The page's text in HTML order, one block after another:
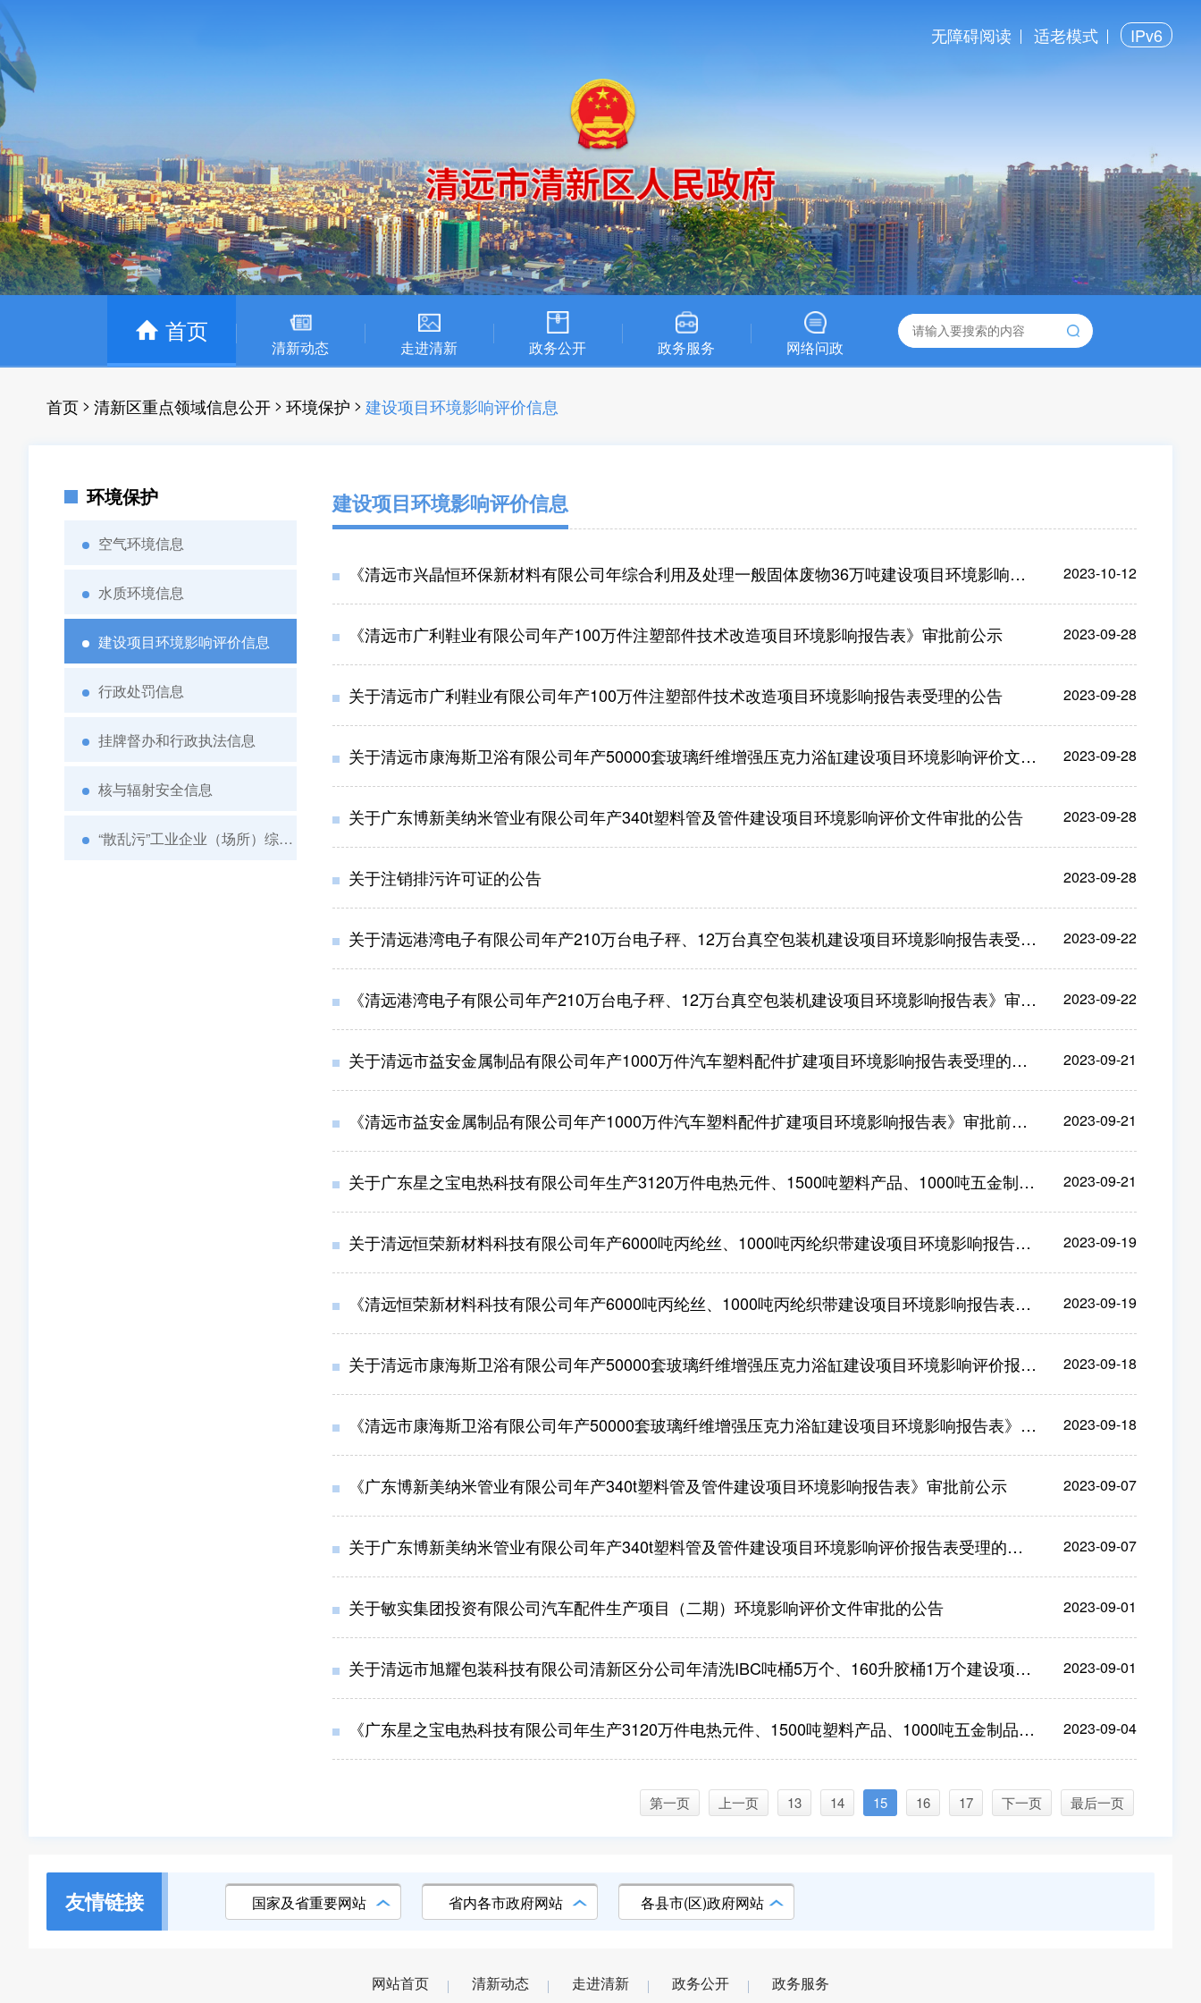
无障碍阅读 适老模式 IPv6
首页
清新动态 走进清新 政务公开 政务服务 网络问政
首页 > 清新区重点领域信息公开 > 环境保护 > 建设项目环境影响评价信息
环境保护
空气环境信息
水质环境信息
建设项目环境影响评价信息
行政处罚信息
挂牌督办和行政执法信息
核与辐射安全信息
“散乱污”工业企业（场所）综合整治
建设项目环境影响评价信息
《清远市兴晶恒环保新材料有限公司年综合利用及处理一般固体废物36万吨建设项目环境影响报告表》审批前公示 2023-10-12
《清远市广利鞋业有限公司年产100万件注塑部件技术改造项目环境影响报告表》审批前公示 2023-09-28
关于清远市广利鞋业有限公司年产100万件注塑部件技术改造项目环境影响报告表受理的公告 2023-09-28
关于清远市康海斯卫浴有限公司年产50000套玻璃纤维增强压克力浴缸建设项目环境影响评价文件审批的公告 2023-09-28
关于广东博新美纳米管业有限公司年产340t塑料管及管件建设项目环境影响评价文件审批的公告 2023-09-28
关于注销排污许可证的公告 2023-09-28
关于清远港湾电子有限公司年产210万台电子秤、12万台真空包装机建设项目环境影响报告表受理的公告 2023-09-22
《清远港湾电子有限公司年产210万台电子秤、12万台真空包装机建设项目环境影响报告表》审批前公示 2023-09-22
关于清远市益安金属制品有限公司年产1000万件汽车塑料配件扩建项目环境影响报告表受理的公告 2023-09-21
《清远市益安金属制品有限公司年产1000万件汽车塑料配件扩建项目环境影响报告表》审批前公示 2023-09-21
关于广东星之宝电热科技有限公司年生产3120万件电热元件、1500吨塑料产品、1000吨五金制品项目环境影响评价文件审批的公告 2023-09-21
关于清远恒荣新材料科技有限公司年产6000吨丙纶丝、1000吨丙纶织带建设项目环境影响报告表受理的公告 2023-09-19
《清远恒荣新材料科技有限公司年产6000吨丙纶丝、1000吨丙纶织带建设项目环境影响报告表》审批前公示 2023-09-19
关于清远市康海斯卫浴有限公司年产50000套玻璃纤维增强压克力浴缸建设项目环境影响评价报告表受理的公告 2023-09-18
《清远市康海斯卫浴有限公司年产50000套玻璃纤维增强压克力浴缸建设项目环境影响报告表》审批前公示 2023-09-18
《广东博新美纳米管业有限公司年产340t塑料管及管件建设项目环境影响报告表》审批前公示 2023-09-07
关于广东博新美纳米管业有限公司年产340t塑料管及管件建设项目环境影响评价报告表受理的公告 2023-09-07
关于敏实集团投资有限公司汽车配件生产项目（二期）环境影响评价文件审批的公告 2023-09-01
关于清远市旭耀包装科技有限公司清新区分公司年清洗IBC吨桶5万个、160升胶桶1万个建设项目环境影响评价文件审批的公告 2023-09-01
《广东星之宝电热科技有限公司年生产3120万件电热元件、1500吨塑料产品、1000吨五金制品项目环境影响报告表》审批前公示 2023-09-04
第一页 上一页 13 14 15 16 17 下一页 最后一页
友情链接 国家及省重要网站 省内各市政府网站 各县市(区)政府网站
网站首页 清新动态 走进清新 政务公开 政务服务